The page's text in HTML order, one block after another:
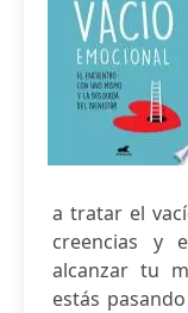
a tratar el
creencias y
alcanzar tu
estás